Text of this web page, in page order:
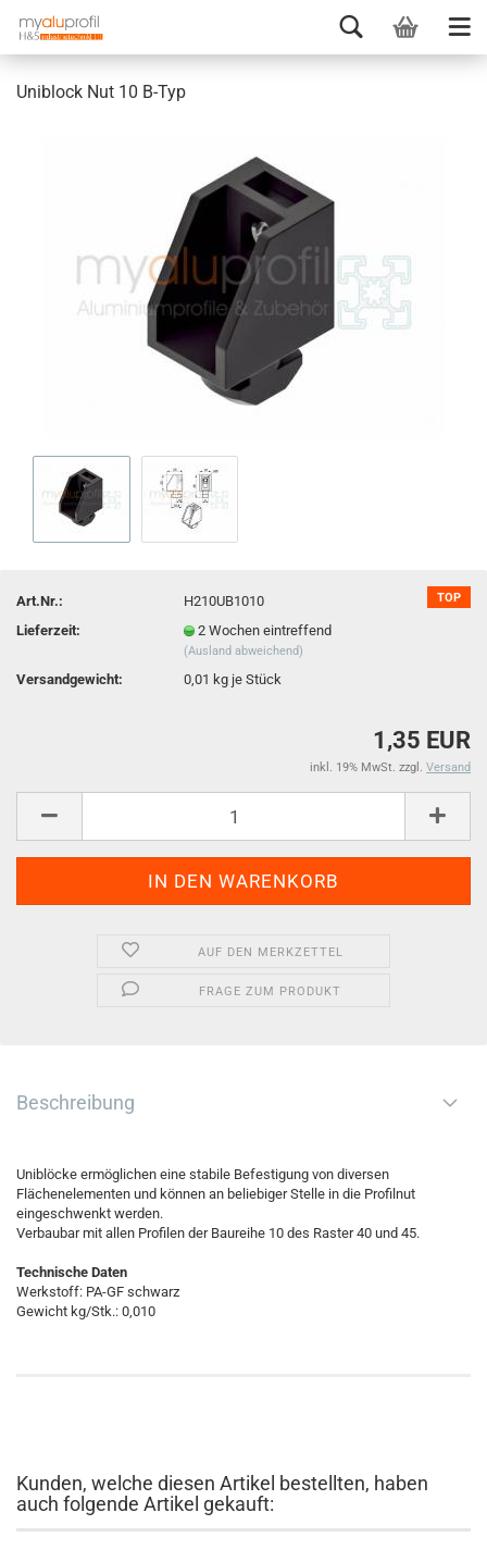
Uniblock Nut 10 B-Typ
TOP
Art.Nr.:
H210UB1010
Lieferzeit:
2 Wochen eintreffend
(Ausland abweichend)
Versandgewicht: 0,01 kg je Stück
1,35 EUR
inkl. 19% MwSt. zzgl. Versand
AUF DEN MERKZETTEL
FRAGE ZUM PRODUKT
Beschreibung
Uniblöcke ermöglichen eine stabile Befestigung von diversen
Flächenelementen und können an beliebiger Stelle in die Profilnut
eingeschwenkt werden.
Verbaubar mit allen Profilen der Baureihe 10 des Raster 40 und 45.
Technische Daten
Werkstoff: PA-GF schwarz
Gewicht kg/Stk.: 0,010
Kunden, welche diesen Artikel bestellten, haben
auch folgende Artikel gekauft: